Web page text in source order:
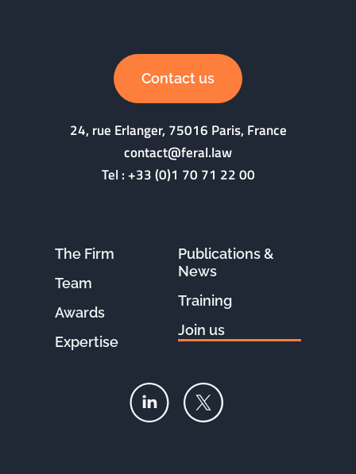
Contact us
24, rue Erlanger, 75016 Paris, France
contact@feral.law
Tel :+33 (0)1 70 71 22 00
The Firm
Team
Awards
Expertise
Publications &
News
Training
Join us